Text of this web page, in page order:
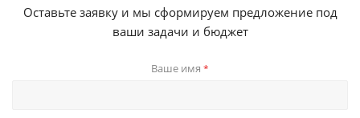
Оставьте заявку и мы сформируем предложение под
ваши задачи и бюджет
Ваше имя *